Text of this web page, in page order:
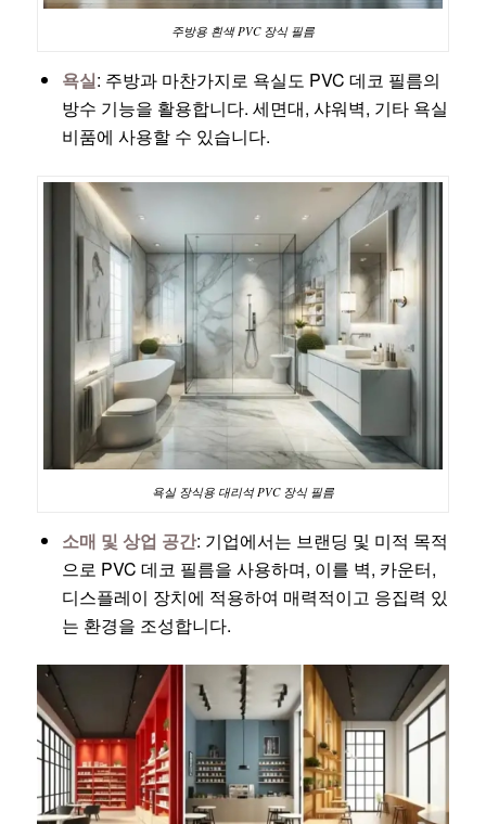
주방용 흰색 PVC 장식 필름
욕실: 주방과 마찬가지로 욕실도 PVC 데코 필름의
방수 기능을 활용합니다. 세면대, 샤워벽, 기타 욕실
비품에 사용할 수 있습니다.
욕실 장식용 대리석 PVC 장식 필름
소매 및 상업 공간: 기업에서는 브랜딩 및 미적 목적
으로 PVC 데코 필름을 사용하며, 이를 벽, 카운터,
디스플레이 장치에 적용하여 매력적이고 응집력 있
는 환경을 조성합니다.